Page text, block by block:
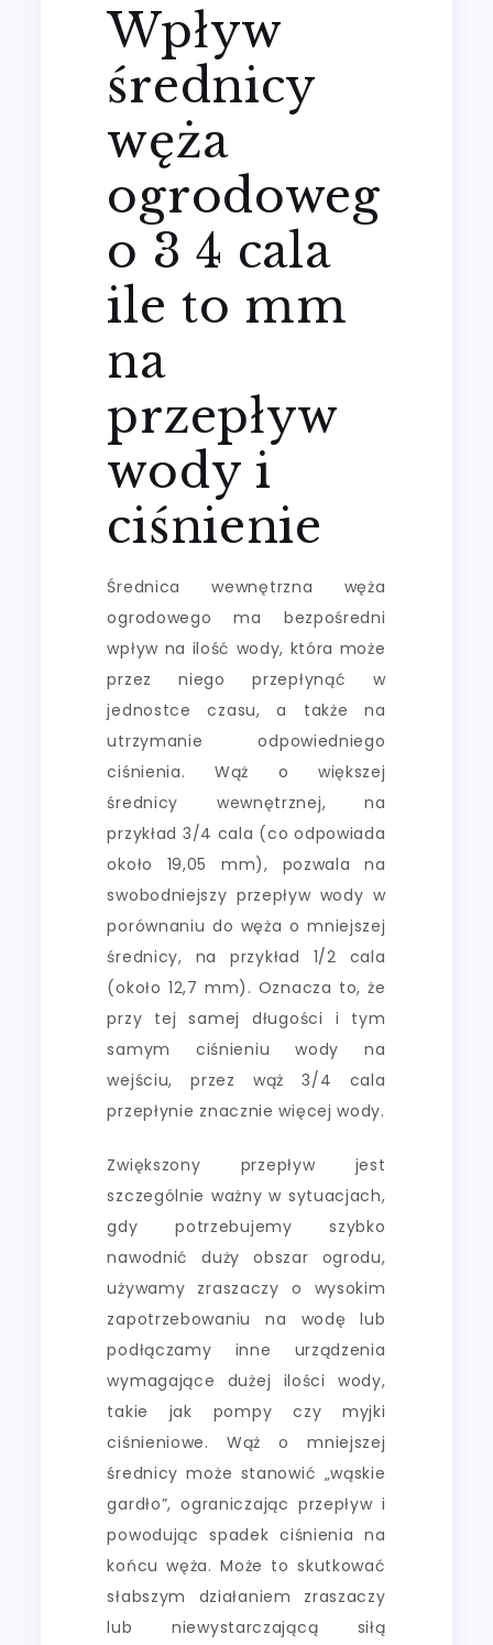
Wpływ
średnicy
węża
ogrodoweg
o 3 4 cala
ile to mm
na
przepływ
wody i
ciśnienie
Średnica wewnętrzna węża
ogrodowego ma bezpośredni
wpływ na ilość wody, która może
przez niego przepłynąć w
jednostce czasu, a także na
utrzymanie odpowiedniego
ciśnienia. Wąż o większej
średnicy wewnętrznej, na
przykład 3/4 cala (co odpowiada
około 19,05 mm), pozwala na
swobodniejszy przepływ wody w
porównaniu do węża o mniejszej
średnicy, na przykład 1/2 cala
(około 12,7 mm). Oznacza to, że
przy tej samej długości i tym
samym ciśnieniu wody na
wejściu, przez wąż 3/4 cala
przepłynie znacznie więcej wody.
Zwiększony przepływ jest
szczególnie ważny w sytuacjach,
gdy potrzebujemy szybko
nawodnić duży obszar ogrodu,
używamy zraszaczy o wysokim
zapotrzebowaniu na wodę lub
podłączamy inne urządzenia
wymagające dużej ilości wody,
takie jak pompy czy myjki
ciśnieniowe. Wąż o mniejszej
średnicy może stanowić „wąskie
gardło”, ograniczając przepływ i
powodując spadek ciśnienia na
końcu węża. Może to skutkować
słabszym działaniem zraszaczy
lub niewystarczającą siłą